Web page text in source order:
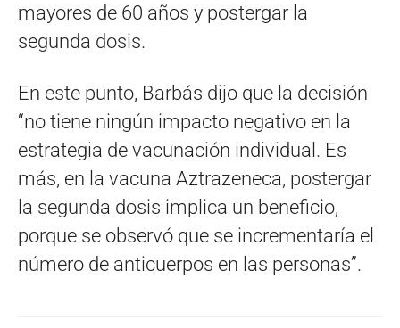
mayores de 60 años y postergar la
segunda dosis.
En este punto, Barbás dijo que la decisión
“no tiene ningún impacto negativo en la
estrategia de vacunación individual. Es
más, en la vacuna Aztrazeneca, postergar
la segunda dosis implica un beneficio,
porque se observó que se incrementaría el
número de anticuerpos en las personas”.